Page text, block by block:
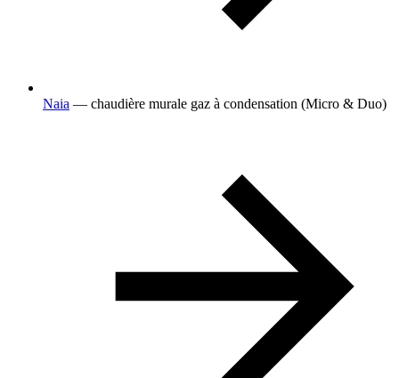
Naia — chaudière murale gaz à condensation (Micro & Duo)